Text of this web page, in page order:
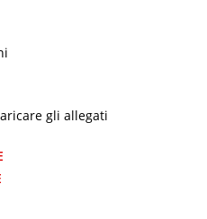
gli allegati